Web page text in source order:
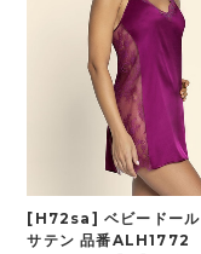
[H72sa] ベビードール
サテン 品番ALH1772